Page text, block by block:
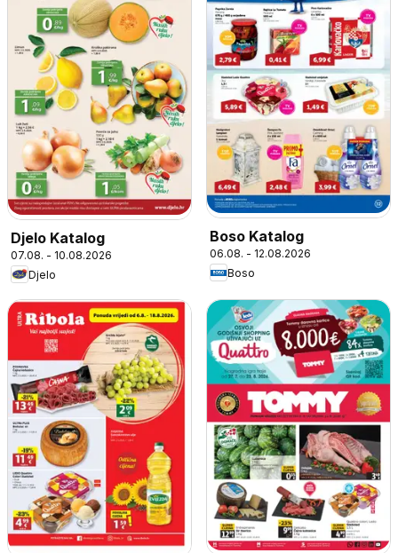
Djelo Katalog
07.08. - 10.08.2026
Djelo
Boso Katalog
06.08. - 12.08.2026
Boso